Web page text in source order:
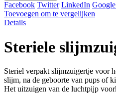
Facebook Twitter LinkedIn
Toevoegen om te vergelijken
Details
Steriele
Steriel verpakt slijmzuigertje voor
slijm, na de geboorte van pups of
Het uitzuigen van de luchtpijp